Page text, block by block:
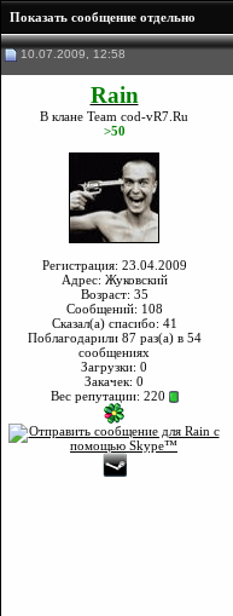
Показать сообщение отдельно
10.07.2009, 12:58
Rain
В клане Team cod-vR7.Ru
>50
Регистрация: 23.04.2009
Адрес: Жуковский
Возраст: 35
Сообщений: 108
Сказал(а) спасибо: 41
Поблагодарили 87 раз(а) в 54
сообщениях
Загрузки: 0
Закачек: 0
Вес репутации: 220